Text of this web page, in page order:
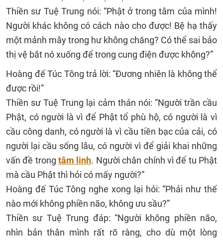
Thiền sư Tuệ Trung nói: “Phật ở trong tâm của mình!
Người khác không có cách nào cho được! Bệ hạ thấy
một mảnh mây trong hư không chăng? Có thể sai bảo
thị vệ bắt nó xuống để trong cung điện được không?”
Hoàng đế Túc Tông trả lời: “Đương nhiên là không thể
được rồi!”
Thiền sư Tuệ Trung lại cảm thán nói: “Người trần cầu
Phật, có người là vì để Phật tổ phù hộ, có người là vì
cầu công danh, có người là vì cầu tiền bạc của cải, có
người lại cầu sống lâu, có người vì để giải khai những
vấn đề trongtâm linh. Người chân chính vì để tu Phật
mà cầu Phật thì hỏi có mấy người?”
Hoàng đế Túc Tông nghe xong lại hỏi: “Phải như thế
nào mới không phiền não, không ưu sầu?”
Thiền sư Tuệ Trung đáp: “Người không phiền não,
nhìn bản thân mình rất rõ ràng, cho dù một lòng